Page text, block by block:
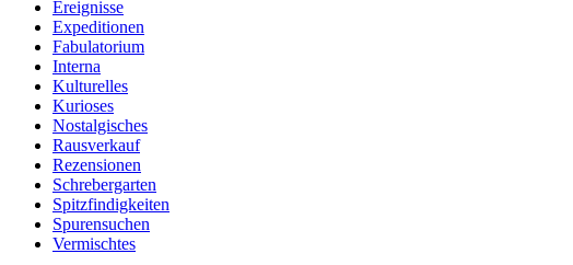
Ereignisse
Expeditionen
Fabulatorium
Interna
Kulturelles
Kurioses
Nostalgisches
Rausverkauf
Rezensionen
Schrebergarten
Spitzfindigkeiten
Spurensuchen
Vermischtes